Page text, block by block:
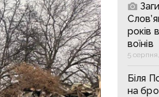
років
воїнів
5
Біля
на